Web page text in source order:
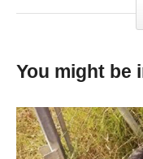
στόμα του σε λίγα
καταρρίπτοντας
με όση χαρά μπορεί
τα 9α γενέθλιά του.
κανείς τα γενέθλιά
You might be